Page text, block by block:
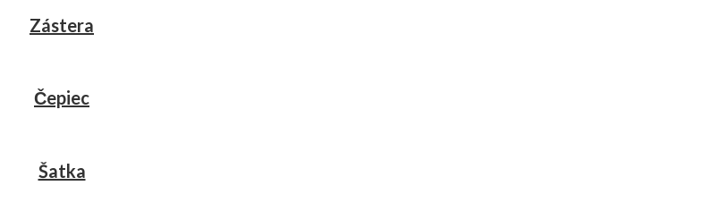
Zástera
Čepiec
Šatka